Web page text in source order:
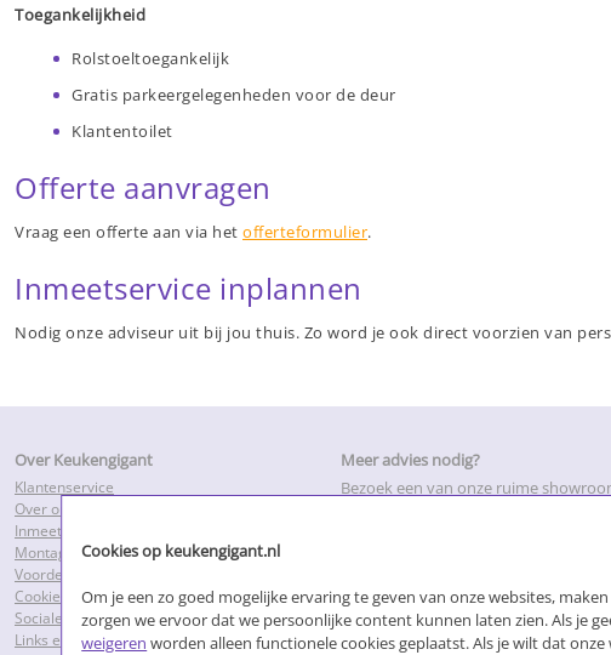
Cookies op keukengigant.nl
Om je een zo goed mogelijke ervaring te geven van onze websites,
zorgen we ervoor dat we persoonlijke content kunnen laten zien. Als je
weigeren worden alleen functionele cookies geplaatst. Als je wilt dat
Toegankelijkheid
Rolstoeltoegankelijk
Gratis parkeergelegenheden voor de deur
Klantentoilet
Offerte aanvragen
Vraag een offerte aan via het offerteformulier.
Inmeetservice inplannen
Nodig onze adviseur uit bij jou thuis. Zo word je ook direct voorzien van
Over Keukengigant
Klantenservice
Over ons
Inmeetservice
Montageservice
Voordelen Keukengigant.nl
Cookies
Sociale media
Links en partners
Meer advies nodig?
Bezoek een van onze ruime